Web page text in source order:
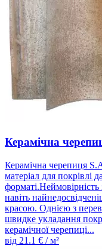
Керамічна
Керамічна черепиця
матеріал для покрівлі
навіть
красою. Однією з
швидке укладання
керамічної черепиці...
від 21.1 € / м²